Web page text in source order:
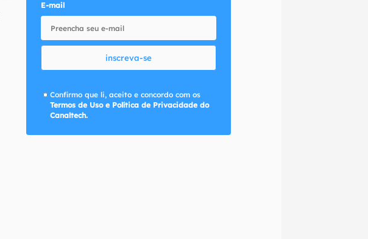
E-mail
inscreva-se
Confirmo que li, aceito e concordo com os
Termos de Uso e Política de Privacidade do
Canaltech.